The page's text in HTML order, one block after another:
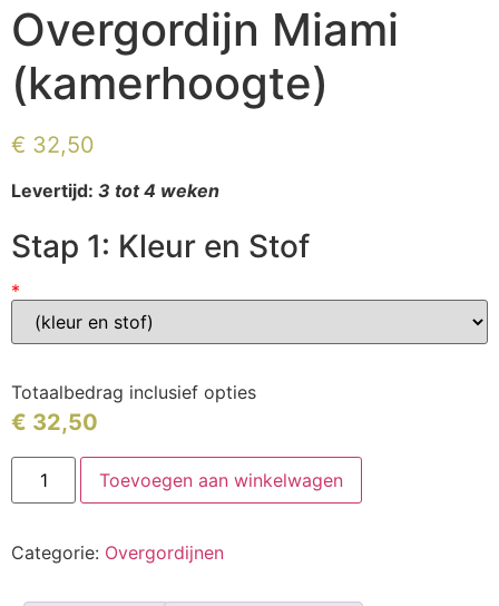
Overgordijn Miami
(kamerhoogte)
€ 32,50
Levertijd: 3 tot 4 weken
Stap 1: Kleur en Stof
*
Totaalbedrag inclusief opties
€ 32,50
Toevoegen aan winkelwagen
Categorie: Overgordijnen